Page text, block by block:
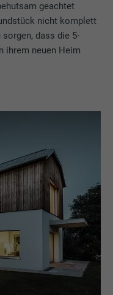
geachtet
nicht komplett
dass die 5-
ihrem neuen Heim